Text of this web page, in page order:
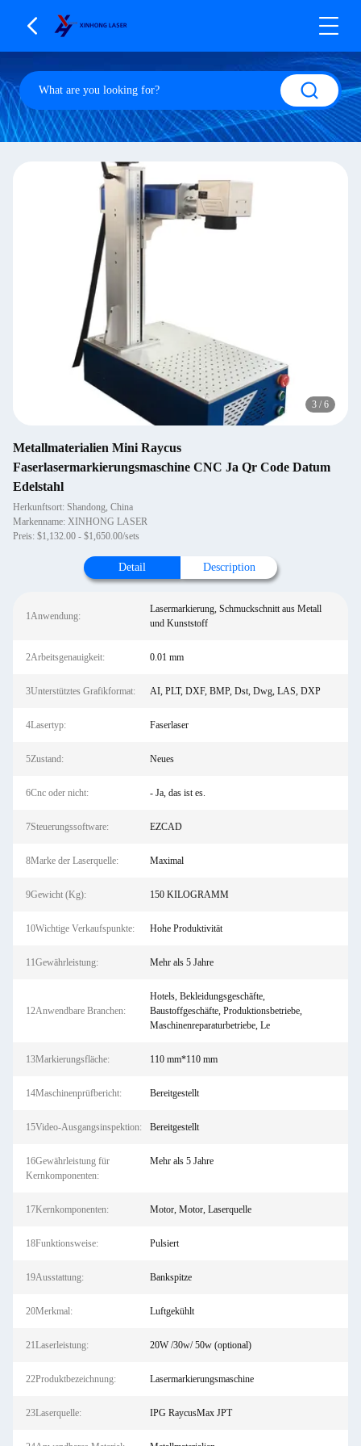
4 / 6
Metallmaterialien Mini Raycus
Faserlasermarkierungsmaschine CNC Ja Qr Code Datum
Edelstahl
Herkunftsort: Shandong, China
Markenname: XINHONG LASER
Preis: $1,132.00 - $1,650.00/sets
Detail Description
1Anwendung:
Lasermarkierung, Schmuckschnitt aus Metall
und Kunststoff
2Arbeitsgenauigkeit: 0.01 mm
3Unterstütztes Grafikformat: AI, PLT, DXF, BMP, Dst, Dwg, LAS, DXP
4Lasertyp: Faserlaser
5Zustand: Neues
6Cnc oder nicht: - Ja, das ist es.
7Steuerungssoftware: EZCAD
8Marke der Laserquelle: Maximal
9Gewicht (Kg): 150 KILOGRAMM
10Wichtige Verkaufspunkte: Hohe Produktivität
11Gewährleistung: Mehr als 5 Jahre
12Anwendbare Branchen:
Hotels, Bekleidungsgeschäfte,
Baustoffgeschäfte, Produktionsbetriebe,
Maschinenreparaturbetriebe, Le
13Markierungsfläche: 110 mm*110 mm
14Maschinenprüfbericht: Bereitgestellt
15Video-Ausgangsinspektion: Bereitgestellt
16Gewährleistung für
Kernkomponenten:
Mehr als 5 Jahre
17Kernkomponenten: Motor, Motor, Laserquelle
18Funktionsweise: Pulsiert
19Ausstattung: Bankspitze
20Merkmal: Luftgekühlt
21Laserleistung: 20W /30w/ 50w (optional)
22Produktbezeichnung: Lasermarkierungsmaschine
23Laserquelle: IPG RaycusMax JPT